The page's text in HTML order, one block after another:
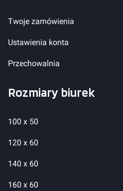
Twoje zamówienia
Ustawienia konta
Przechowalnia
Rozmiary biurek
100 x 50
120 x 60
140 x 60
160 x 60